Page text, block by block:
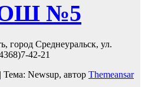
№5
город Среднеуральск, ул.
42-21
| Тема: Newsup, автор Themeansar